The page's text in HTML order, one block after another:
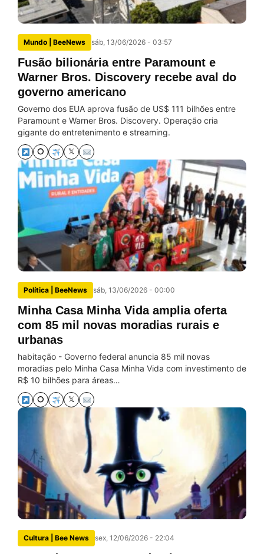
Mundo | BeeNews sáb, 13/06/2026 - 03:57
Fusão bilionária entre Paramount e
Warner Bros. Discovery recebe aval do
governo americano
Governo dos EUA aprova fusão de US$ 111 bilhões entre
Paramount e Warner Bros. Discovery. Operação cria
gigante do entretenimento e streaming.
⭘ 𝕏
Política | BeeNews sáb, 13/06/2026 - 00:00
Minha Casa Minha Vida amplia oferta
com 85 mil novas moradias rurais e
urbanas
habitação - Governo federal anuncia 85 mil novas
moradias pelo Minha Casa Minha Vida com investimento de
R$ 10 bilhões para áreas…
⭘ 𝕏
Cultura | Bee News sex, 12/06/2026 - 22:04